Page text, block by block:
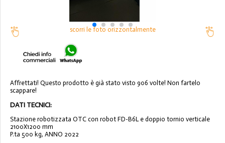
scorri le foto orizzontalmente
Affrettati! Questo prodotto è già stato visto 906 volte! Non fartelo
scappare!
DATI TECNICI:
Stazione robotizzata OTC con robot FD-B6L e doppio tornio verticale
2100X1200 mm
P.ta 500 kg, ANNO 2022